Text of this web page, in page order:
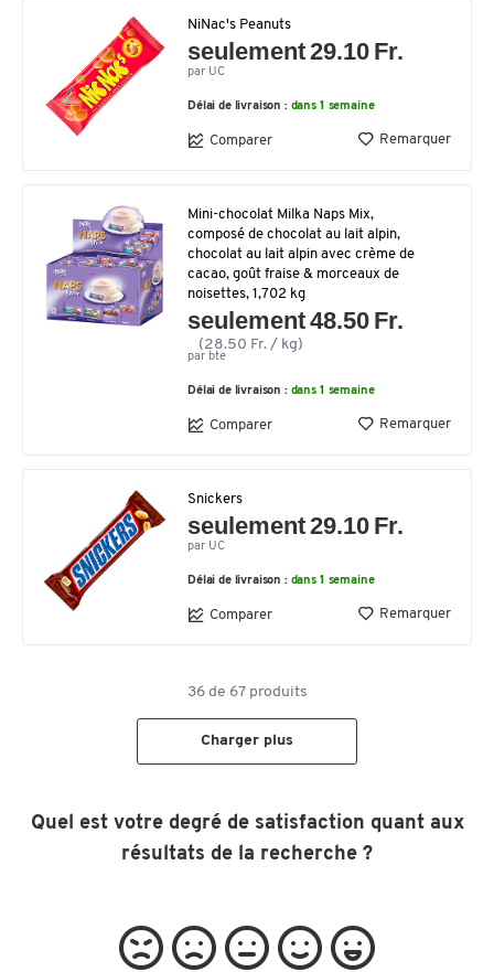
NiNac's Peanuts
seulement 29.10 Fr.
par UC
Délai de livraison : dans 1 semaine
Comparer Remarquer
Mini-chocolat Milka Naps Mix,
composé de chocolat au lait alpin,
chocolat au lait alpin avec crème de
cacao, goût fraise & morceaux de
noisettes, 1,702 kg
seulement 48.50 Fr.
(28.50 Fr. / kg)
par bte
Délai de livraison : dans 1 semaine
Comparer Remarquer
Snickers
seulement 29.10 Fr.
par UC
Délai de livraison : dans 1 semaine
Comparer Remarquer
36de 67produits
Charger plus
Quel est votre degré de satisfaction quant aux
résultats de la recherche ?